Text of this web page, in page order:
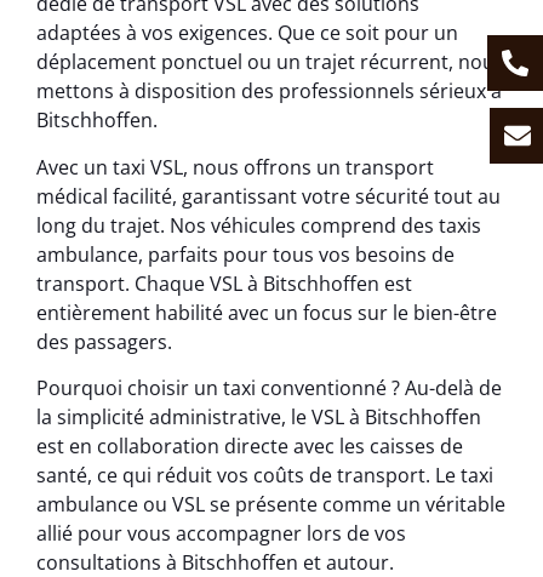
adaptées à vos exigences. Que ce soit pour un
déplacement ponctuel ou un trajet récurrent, nous
mettons à disposition des professionnels sérieux à
Bitschhoffen.
Avec un taxi VSL, nous offrons un transport
médical facilité, garantissant votre sécurité tout au
long du trajet. Nos véhicules comprend des taxis
ambulance, parfaits pour tous vos besoins de
transport. Chaque VSL à Bitschhoffen est
entièrement habilité avec un focus sur le bien-être
des passagers.
Pourquoi choisir un taxi conventionné ? Au-delà de
la simplicité administrative, le VSL à Bitschhoffen
est en collaboration directe avec les caisses de
santé, ce qui réduit vos coûts de transport. Le taxi
ambulance ou VSL se présente comme un véritable
allié pour vous accompagner lors de vos
consultations à Bitschhoffen et autour.